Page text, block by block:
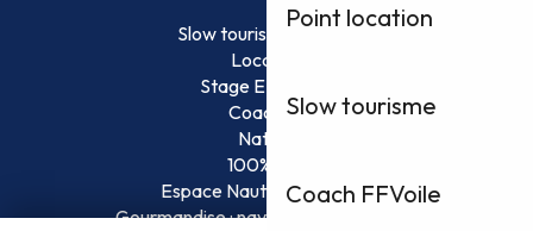
Point location
Slow tourisme
Coach FFVoile
Slow tourisme FFVoile
Location
Stage EFVoile
Coaching
Nature
100% Fun
Espace Nautique Surveillé
Gourmandise : naviguez et savourez !